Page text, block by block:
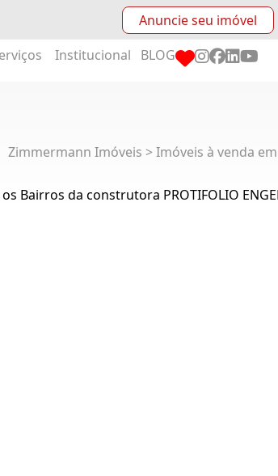
Anuncie seu imóvel
Institucional BLOG
Zimmermann Imóveis > Imóveis à venda
Bairros da construtora PROTIFOLIO